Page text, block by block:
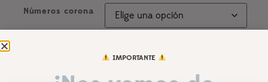
Números corona
Nombre peque dinos el nombre con el que personalizar la camiseta
IMPORTANTE